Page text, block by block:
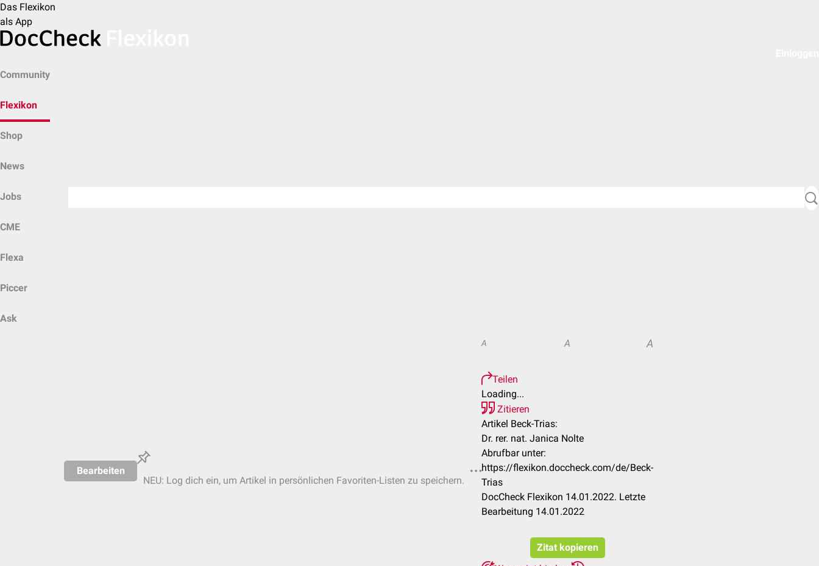
Das Flexikon
als App
Community
Flexikon
Shop
News
Jobs
CME
Flexa
Piccer
Ask
Bearbeiten
NEU: Log dich ein, um Artikel in persönlichen Favoriten-Listen zu speichern.
A A A
Teilen
Loading...
Zitieren
Artikel Beck-Trias:
Dr. rer. nat. Janica Nolte
Abrufbar unter:
https://flexikon.doccheck.com/de/Beck-
Trias
DocCheck Flexikon 14.01.2022. Letzte
Bearbeitung 14.01.2022
Zitat kopieren